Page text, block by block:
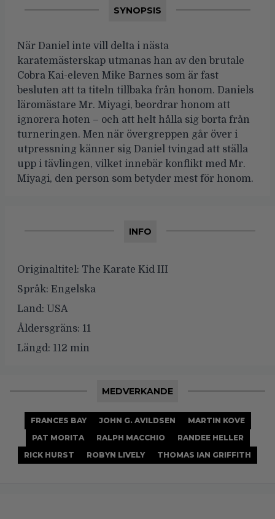
SYNOPSIS
När Daniel inte vill delta i nästa
karatemästerskap utmanas han av den brutale
Cobra Kai-eleven Mike Barnes som är fast
besluten att ta titeln tillbaka från honom. Daniels
läromästare Mr. Miyagi, beordrar honom att
ignorera hoten – och att helt hålla sig borta från
turneringen. Men när övergreppen går över i
utpressning känner sig Daniel tvingad att ställa
upp i tävlingen, vilket innebär konflikt med Mr.
Miyagi, den person som betyder mest för honom.
INFO
Originaltitel: The Karate Kid III
Språk: Engelska
Land: USA
Åldersgräns: 11
Längd: 112 min
MEDVERKANDE
FRANCES BAY JOHN G. AVILDSEN
MARTIN KOVE
PAT MORITA
RALPH MACCHIO
RANDEE HELLER
RICK HURST
ROBYN LIVELY THOMAS IAN GRIFFITH